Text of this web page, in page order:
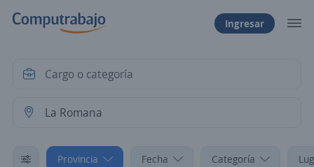
Ingresar
Provincia Fecha Categoría